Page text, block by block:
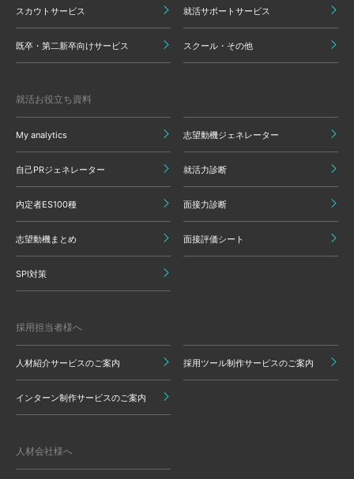
スカウトサービス 就活サポートサービス
既卒・第二新卒向けサービス スクール・その他
就活お役立ち資料
My analytics 志望動機ジェネレーター
自己PRジェネレーター 就活力診断
内定者ES100種 面接力診断
志望動機まとめ 面接評価シート
SPI対策
採用担当者様へ
人材紹介サービスのご案内 採用ツール制作サービスのご案内
インターン制作サービスのご案内
人材会社様へ